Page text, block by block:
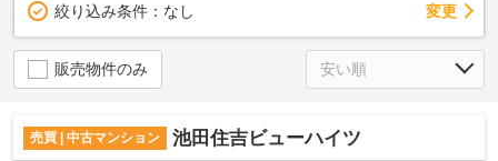
絞り込み条件： なし 変更
販売物件のみ
売買 | 中古マンション 池田住吉ビューハイツ